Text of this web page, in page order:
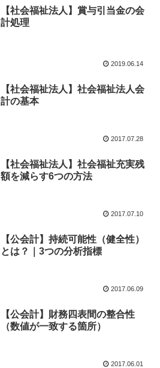
【社会福祉法人】賞与引当金の会
計処理
2019.06.14
【社会福祉法人】社会福祉法人会
計の基本
2017.07.28
【社会福祉法人】社会福祉充実残
額を減らす6つの方法
2017.07.10
【公会計】持続可能性（健全性）
とは？｜3つの分析指標
2017.06.09
【公会計】財務四表間の整合性
（数値が一致する箇所）
2017.06.01